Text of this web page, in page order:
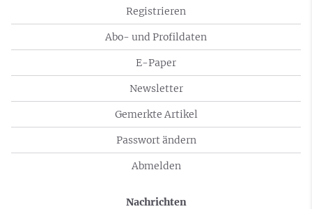
Registrieren
Abo- und Profildaten
E-Paper
Newsletter
Gemerkte Artikel
Passwort ändern
Abmelden
Nachrichten